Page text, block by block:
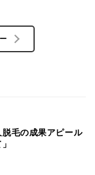
毛の成果アピール